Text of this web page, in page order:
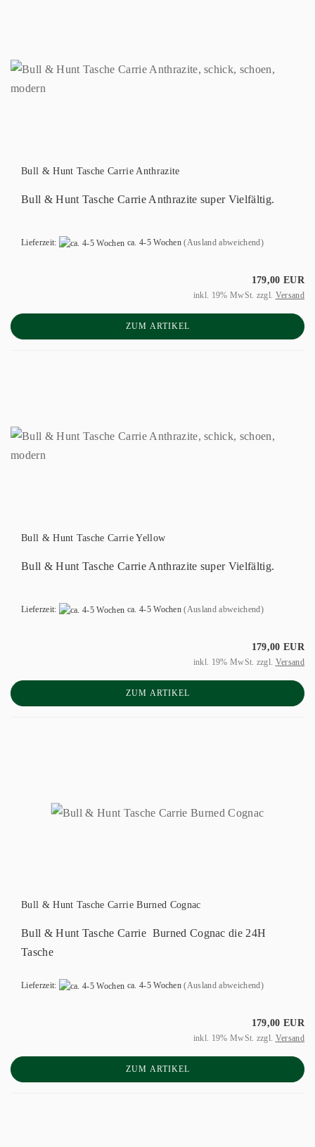
Bull & Hunt Tasche Carrie Anthrazite
Bull & Hunt Tasche Carrie Anthrazite super Vielfältig.
Lieferzeit: ca. 4-5 Wochen (Ausland abweichend)
179,00 EUR
inkl. 19% MwSt. zzgl. Versand
ZUM ARTIKEL
Bull & Hunt Tasche Carrie Yellow
Bull & Hunt Tasche Carrie Anthrazite super Vielfältig.
Lieferzeit: ca. 4-5 Wochen (Ausland abweichend)
179,00 EUR
inkl. 19% MwSt. zzgl. Versand
ZUM ARTIKEL
Bull & Hunt Tasche Carrie Burned Cognac
Bull & Hunt Tasche Carrie Burned Cognac die 24H
Tasche
Lieferzeit: ca. 4-5 Wochen (Ausland abweichend)
179,00 EUR
inkl. 19% MwSt. zzgl. Versand
ZUM ARTIKEL